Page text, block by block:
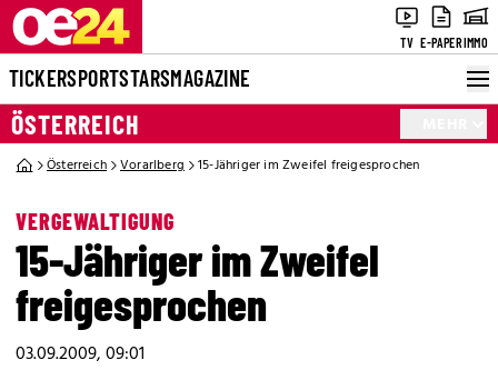
TV E-PAPERIMMO
TICKERSPORTSTARSMAGAZINE
ÖSTERREICH
Österreich Vorarlberg 15-Jähriger im Zweifel freigesprochen
VERGEWALTIGUNG
15-Jähriger im Zweifel
freigesprochen
03.09.2009, 09:01